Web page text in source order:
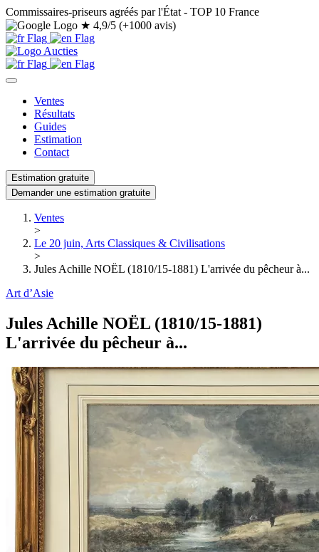
Commissaires-priseurs agréés par l'État - TOP 10 France
★ 4,9/5 (+1000 avis)
Ventes
Résultats
Guides
Estimation
Contact
Estimation gratuite
Demander une estimation gratuite
Ventes
>
Le 20 juin, Arts Classiques & Civilisations
>
Jules Achille NOËL (1810/15-1881) L'arrivée du pêcheur à...
Art d’Asie
Jules Achille NOËL (1810/15-1881)
L'arrivée du pêcheur à...